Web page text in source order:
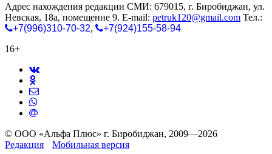
Адрес нахождения редакции СМИ: 679015, г. Биробиджан, ул.
Невская, 18а, помещение 9. E-mail: petruk120@gmail.com Тел.:
+7(996)310-70-32,
+7(924)155-58-94
16+
© ООО «Альфа Плюс» г. Биробиджан, 2009—2026
Редакция
Мобильная версия